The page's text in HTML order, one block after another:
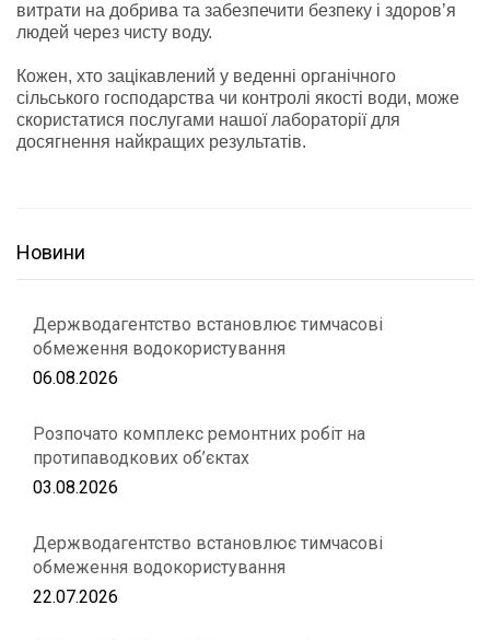
витрати на добрива та забезпечити безпеку і здоров’я
людей через чисту воду.
Кожен, хто зацікавлений у веденні органічного
сільського господарства чи контролі якості води, може
скористатися послугами нашої лабораторії для
досягнення найкращих результатів.
Новини
Держводагентство встановлює тимчасові
обмеження водокористування
06.08.2026
Розпочато комплекс ремонтних робіт на
протипаводкових об’єктах
03.08.2026
Держводагентство встановлює тимчасові
обмеження водокористування
22.07.2026